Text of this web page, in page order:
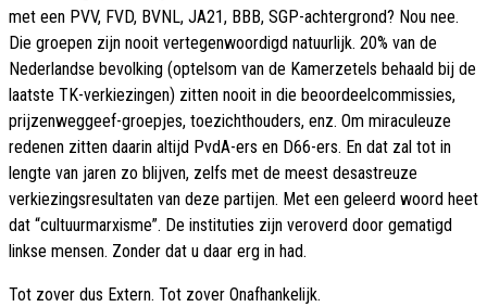
met een PVV, FVD, BVNL, JA21, BBB, SGP-achtergrond? Nou nee.
Die groepen zijn nooit vertegenwoordigd natuurlijk. 20% van de
Nederlandse bevolking (optelsom van de Kamerzetels behaald bij de
laatste TK-verkiezingen) zitten nooit in die beoordeelcommissies,
prijzenweggeef-groepjes, toezichthouders, enz. Om miraculeuze
redenen zitten daarin altijd PvdA-ers en D66-ers. En dat zal tot in
lengte van jaren zo blijven, zelfs met de meest desastreuze
verkiezingsresultaten van deze partijen. Met een geleerd woord heet
dat “cultuurmarxisme”. De instituties zijn veroverd door gematigd
linkse mensen. Zonder dat u daar erg in had.
Tot zover dus Extern. Tot zover Onafhankelijk.